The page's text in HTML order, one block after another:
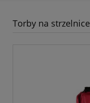
Torby na strzelnice